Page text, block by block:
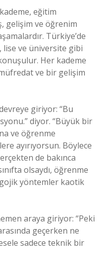
eğitim
gelişim ve öğrenim
Türkiye’de
ve üniversite gibi
Her kademe
ve bir gelişim
giriyor: “Bu
diyor. “Büyük bir
ve öğrenme
ayırıyorsun. Böylece
de bakınca
olsaydı, öğrenme
yöntemler kaotik
araya giriyor: “Peki
geçerken ne
sadece teknik bir